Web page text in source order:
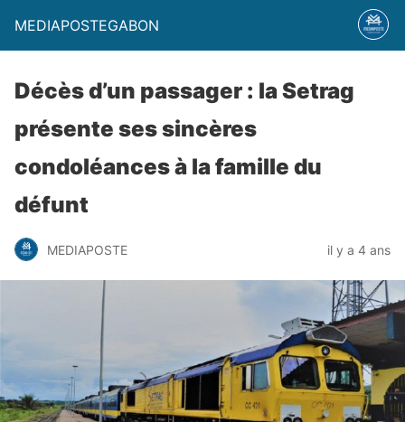
MEDIAPOSTEGABON
Décès d’un passager : la Setrag
présente ses sincères
condoléances à la famille du
défunt
MEDIAPOSTE il y a 4 ans